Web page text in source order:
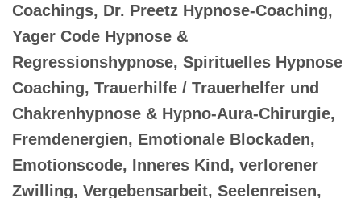
Coachings, Dr. Preetz Hypnose-Coaching,
Yager Code Hypnose &
Regressionshypnose, Spirituelles Hypnose
Coaching, Trauerhilfe / Trauerhelfer und
Chakrenhypnose & Hypno-Aura-Chirurgie,
Fremdenergien, Emotionale Blockaden,
Emotionscode, Inneres Kind, verlorener
Zwilling, Vergebensarbeit, Seelenreisen,